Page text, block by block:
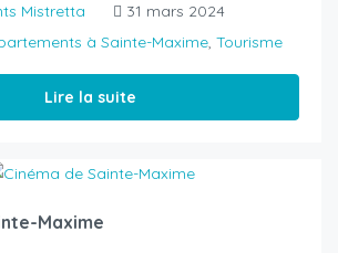
Mistretta
31 mars 2024
à Sainte-Maxime, Tourisme
Lire la suite
Maxime